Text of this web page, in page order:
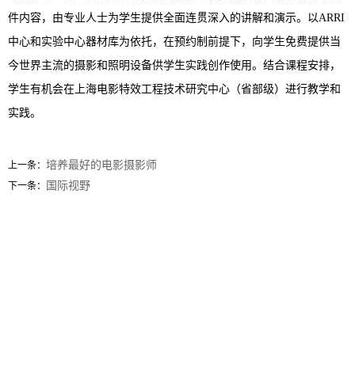
件内容，由专业人士为学生提供全面连贯深入的讲解和演示。以ARRI
中心和实验中心器材库为依托，在预约制前提下，向学生免费提供当
今世界主流的摄影和照明设备供学生实践创作使用。结合课程安排，
学生有机会在上海电影特效工程技术研究中心（省部级）进行教学和
实践。
上一条： 培养最好的电影摄影师
下一条： 国际视野